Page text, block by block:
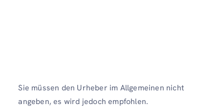
Sie müssen den Urheber im Allgemeinen nicht
angeben, es wird jedoch empfohlen.